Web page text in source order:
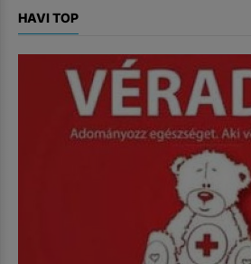
HAVI TOP